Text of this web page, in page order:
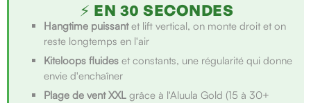
⚡ EN 30 SECONDES
Hangtime puissantet lift vertical, on monte droit et on
reste longtemps en l'air
Kiteloops fluides et constants, une régularité qui donne
envie d'enchaîner
Plage de vent XXL grâce à l'Aluula Gold (15 à 30+